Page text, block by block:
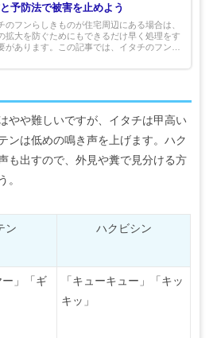
予防法で被害を止めよう
のフンらしきものが住宅周辺にある場合は、
拡大を防ぐためにもできるだけ早く処理をす
があります。この記事では、イタチのフンを
って、大切な家族の健康や住宅を守りましょ
やや難しいですが、イタチは甲高い
ンは低めの鳴き声を上げます。ハク
も出すので、外見や糞で見分ける方
。
ン ハクビシン
ー」「ギ
「キューキュー」「キッ
キッ」